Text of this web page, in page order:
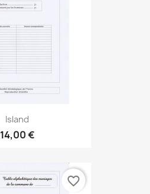
Island
14,00 €
favorite_border